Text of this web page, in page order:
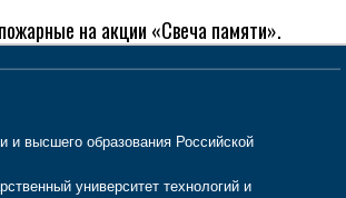
на акции «Свеча памяти».
и высшего образования Российской
университет технологий и